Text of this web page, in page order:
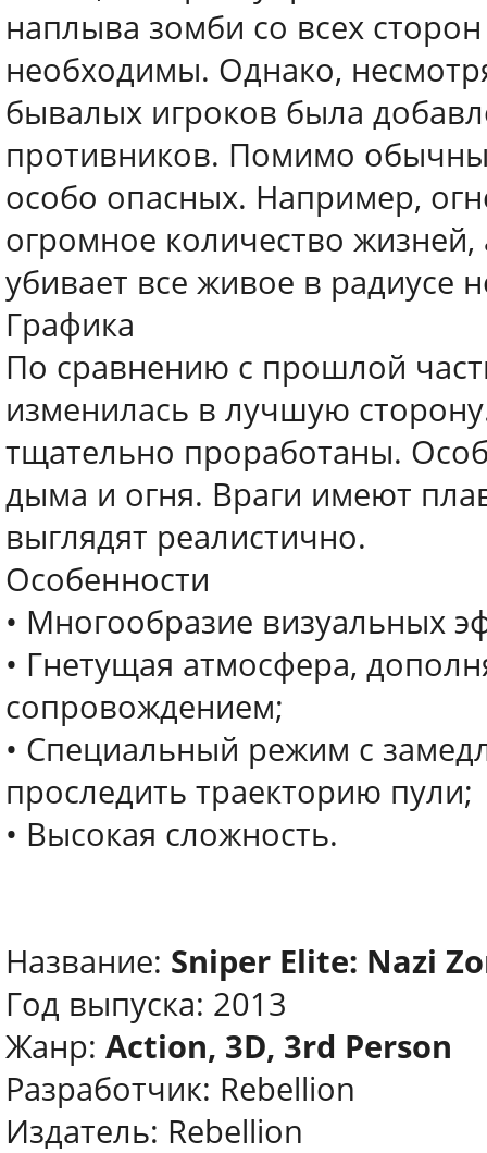
наплыва зомби со всех
необходимы. Однако,
бывалых игроков была
противников. Помимо
особо опасных. Например,
огромное количество
убивает все живое в радиусе
Графика
По сравнению с прошлой
изменилась в лучшую
тщательно проработаны.
дыма и огня. Враги имеют
выглядят реалистично.
Особенности
• Многообразие визуальных
• Гнетущая атмосфера,
сопровождением;
• Специальный режим с
проследить траекторию пули;
• Высокая сложность.
Название: Sniper Elite: Nazi
Год выпуска: 2013
Жанр: Action, 3D, 3rd Person
Разработчик: Rebellion
Издатель: Rebellion